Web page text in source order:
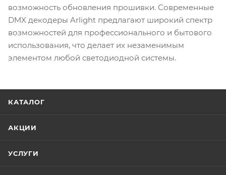
возможность обновления прошивки. Современные
DMX декодеры Arlight предлагают широкий спектр
возможностей для профессионального и бытового
использования, что делает их незаменимым
элементом любой светодиодной системы.
КАТАЛОГ
АКЦИИ
УСЛУГИ